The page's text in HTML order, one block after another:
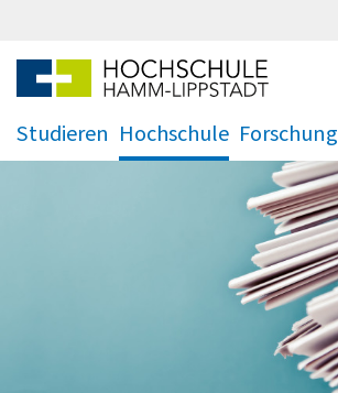
Studieren
.
Hochschule
.
Forschung
.